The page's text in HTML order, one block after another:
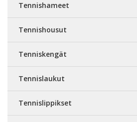
Tennishameet
Tennishousut
Tenniskengät
Tennislaukut
Tennislippikset